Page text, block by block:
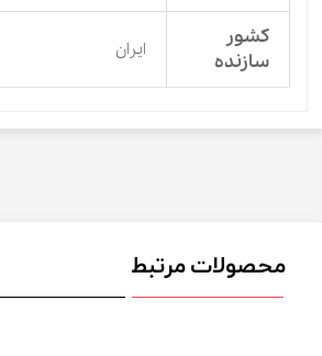
کشور
سازنده
ایران
محصولات مرتبط